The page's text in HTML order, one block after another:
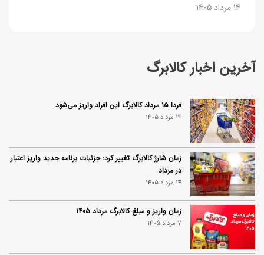
آخرین اخبار کالابرگ
فردا ۱۵ مرداد کالابرگ این افراد واریز می‌شود
14 مرداد 1405
زمان شارژ کالابرگ تغییر کرد؛ جزئیات برنامه جدید واریز اعتبار
در مرداد
14 مرداد 1405
زمان واریز و مبلغ کالابرگ مرداد ۱۴۰۵
7 مرداد 1405
14 مرداد 1405